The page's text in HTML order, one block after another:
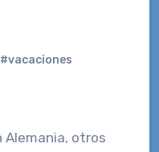
#vacaciones